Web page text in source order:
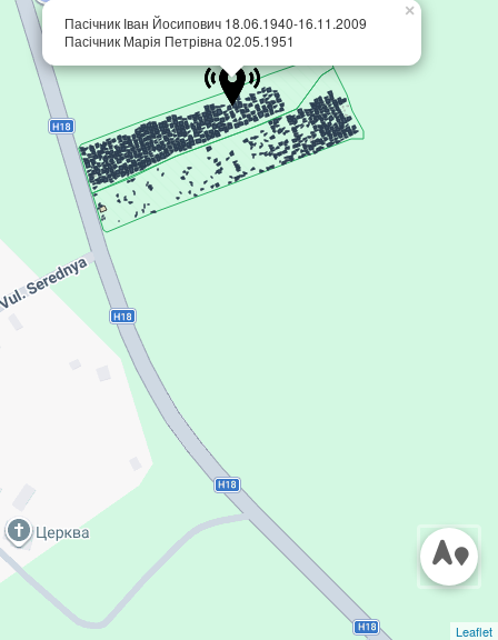
Пасічник Іван Йосипович 18.06.1940-16.11.2009
Пасічник Марія Петрівна 02.05.1951
×
Leaflet